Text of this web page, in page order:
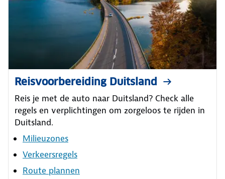
Reisvoorbereiding Duitsland
Reis je met de auto naar Duitsland? Check alle
regels en verplichtingen om zorgeloos te rijden in
Duitsland.
Milieuzones
Verkeersregels
Route plannen